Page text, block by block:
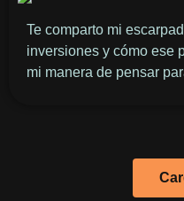
Te comparto mi
inversiones y cómo ese
mi manera de pensar